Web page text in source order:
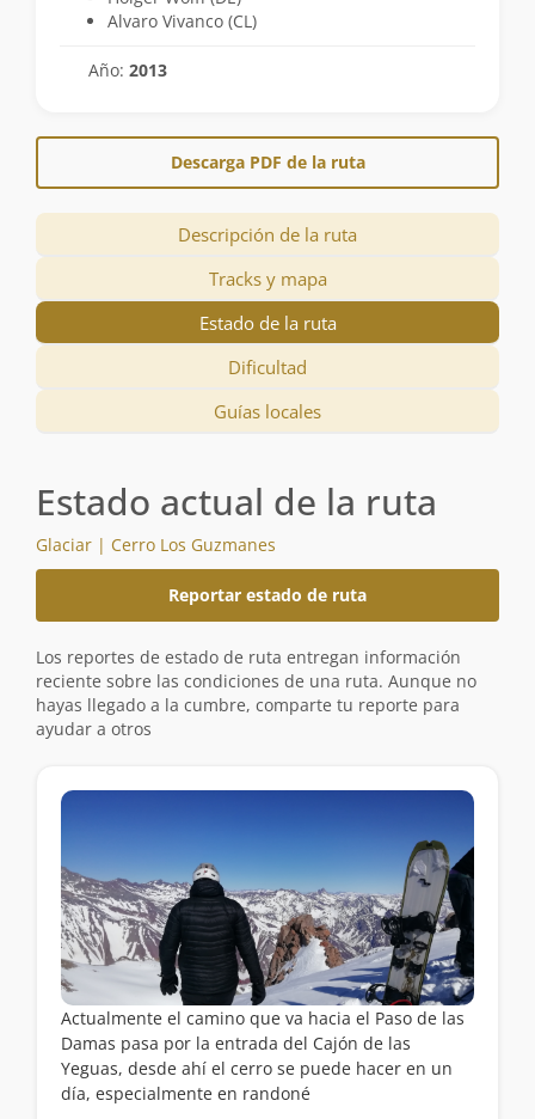
Alvaro Vivanco (CL)
Año: 2013
Descarga PDF de la ruta
Descripción de la ruta
Tracks y mapa
Estado de la ruta
Dificultad
Guías locales
Estado actual de la ruta
Glaciar | Cerro Los Guzmanes
Reportar estado de ruta
Los reportes de estado de ruta entregan información
reciente sobre las condiciones de una ruta. Aunque no
hayas llegado a la cumbre, comparte tu reporte para
ayudar a otros
Actualmente el camino que va hacia el Paso de las
Damas pasa por la entrada del Cajón de las
Yeguas, desde ahí el cerro se puede hacer en un
día, especialmente en randoné